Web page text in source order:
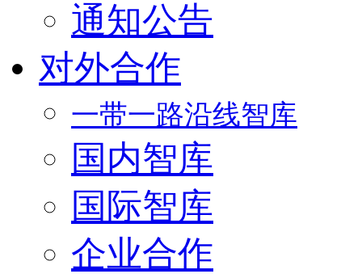
通知公告
对外合作
一带一路沿线智库
国内智库
国际智库
企业合作